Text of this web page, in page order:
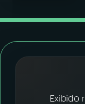
Exibido